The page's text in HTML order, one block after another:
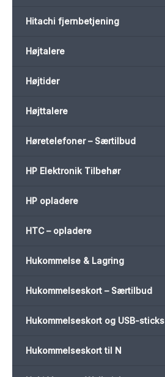
Hitachi fjernbetjening
Højtalere
Højtider
Højttalere
Høretelefoner – Særtilbud
HP Elektronik Tilbehør
HP opladere
HTC – opladere
Hukommelse & Lagring
Hukommelseskort – Særtilbud
Hukommelseskort og USB-sticks
Hukommelseskort til N